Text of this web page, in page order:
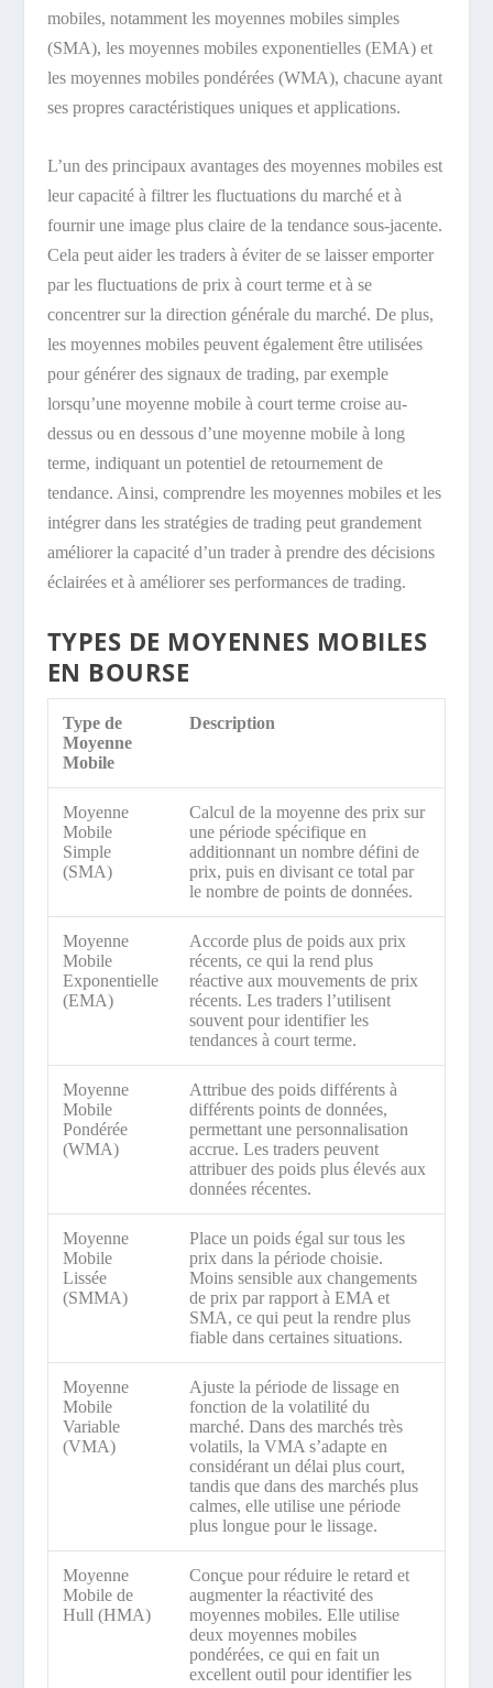
mobiles, notamment les moyennes mobiles simples
(SMA), les moyennes mobiles exponentielles (EMA) et
les moyennes mobiles pondérées (WMA), chacune ayant
ses propres caractéristiques uniques et applications.
L’un des principaux avantages des moyennes mobiles est
leur capacité à filtrer les fluctuations du marché et à
fournir une image plus claire de la tendance sous-jacente.
Cela peut aider les traders à éviter de se laisser emporter
par les fluctuations de prix à court terme et à se
concentrer sur la direction générale du marché. De plus,
les moyennes mobiles peuvent également être utilisées
pour générer des signaux de trading, par exemple
lorsqu’une moyenne mobile à court terme croise au-
dessus ou en dessous d’une moyenne mobile à long
terme, indiquant un potentiel de retournement de
tendance. Ainsi, comprendre les moyennes mobiles et les
intégrer dans les stratégies de trading peut grandement
améliorer la capacité d’un trader à prendre des décisions
éclairées et à améliorer ses performances de trading.
TYPES DE MOYENNES MOBILES
EN BOURSE
Type de
Moyenne
Mobile
Description
Moyenne
Mobile
Simple
(SMA)
Calcul de la moyenne des prix sur
une période spécifique en
additionnant un nombre défini de
prix, puis en divisant ce total par
le nombre de points de données.
Moyenne
Mobile
Exponentielle
(EMA)
Accorde plus de poids aux prix
récents, ce qui la rend plus
réactive aux mouvements de prix
récents. Les traders l’utilisent
souvent pour identifier les
tendances à court terme.
Moyenne
Mobile
Pondérée
(WMA)
Attribue des poids différents à
différents points de données,
permettant une personnalisation
accrue. Les traders peuvent
attribuer des poids plus élevés aux
données récentes.
Moyenne
Mobile
Lissée
(SMMA)
Place un poids égal sur tous les
prix dans la période choisie.
Moins sensible aux changements
de prix par rapport à EMA et
SMA, ce qui peut la rendre plus
fiable dans certaines situations.
Moyenne
Mobile
Variable
(VMA)
Ajuste la période de lissage en
fonction de la volatilité du
marché. Dans des marchés très
volatils, la VMA s’adapte en
considérant un délai plus court,
tandis que dans des marchés plus
calmes, elle utilise une période
plus longue pour le lissage.
Moyenne
Mobile de
Hull (HMA)
Conçue pour réduire le retard et
augmenter la réactivité des
moyennes mobiles. Elle utilise
deux moyennes mobiles
pondérées, ce qui en fait un
excellent outil pour identifier les